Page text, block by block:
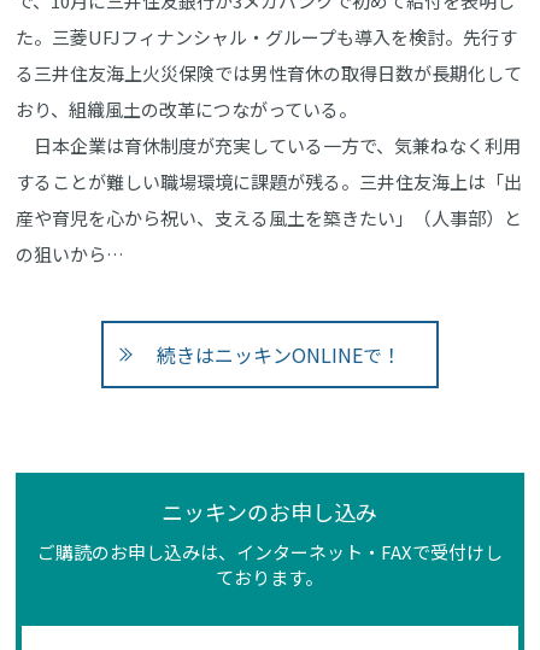
た。三菱UFJフィナンシャル・グループも導入を検討。先行す
る三井住友海上火災保険では男性育休の取得日数が長期化して
おり、組織風土の改革につながっている。
日本企業は育休制度が充実している一方で、気兼ねなく利用
することが難しい職場環境に課題が残る。三井住友海上は「出
産や育児を心から祝い、支える風土を築きたい」（人事部）と
の狙いから…
続きはニッキンONLINEで！
ニッキンのお申し込み
ご購読のお申し込みは、インターネット・FAXで受付けし
ております。